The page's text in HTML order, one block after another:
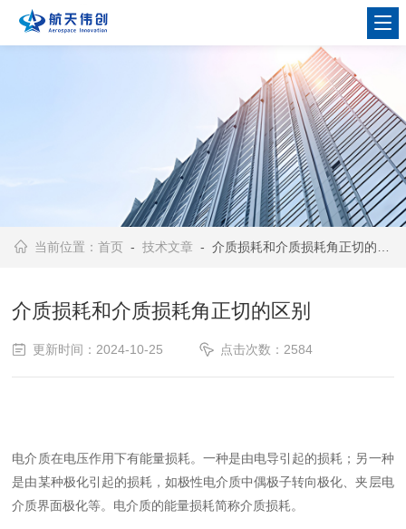
当前位置：首页 -技术文章 - 介质损耗和介质损耗角正切的区别
介质损耗和介质损耗角正切的区别
更新时间：2024-10-25 点击次数：2584
电介质在电压作用下有能量损耗。一种是由电导引起的损耗；另一种
是由某种极化引起的损耗，如极性电介质中偶极子转向极化、夹层电
介质界面极化等。电介质的能量损耗简称介质损耗。